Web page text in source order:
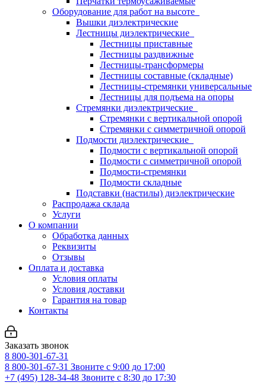
Оборудование для работ на высоте
Вышки диэлектрические
Лестницы диэлектрические
Лестницы приставные
Лестницы раздвижные
Лестницы-трансформеры
Лестницы составные (складные)
Лестницы-стремянки универсальные
Лестницы для подъема на опоры
Стремянки диэлектрические
Стремянки с вертикальной опорой
Стремянки с симметричной опорой
Подмости диэлектрические
Подмости с вертикальной опорой
Подмости с симметричной опорой
Подмости-стремянки
Подмости складные
Подставки (настилы) диэлектрические
Распродажа склада
Услуги
О компании
Обработка данных
Реквизиты
Отзывы
Оплата и доставка
Условия оплаты
Условия доставки
Гарантия на товар
Контакты
Заказать звонок
8 800-301-67-31
8 800-301-67-31 Звоните с 9:00 до 17:00
+7 (495) 128-34-48 Звоните с 8:30 до 17:30